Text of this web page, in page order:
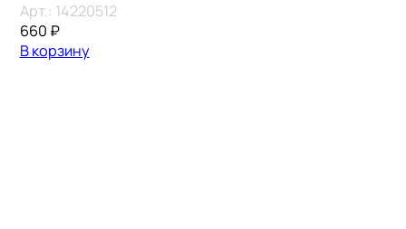
Арт.: 14220512
660 ₽
В корзину